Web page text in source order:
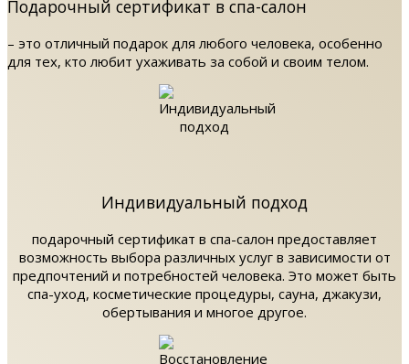
Подарочный сертификат в спа-салон
– это отличный подарок для любого человека, особенно
для тех, кто любит ухаживать за собой и своим телом.
Индивидуальный подход
подарочный сертификат в спа-салон предоставляет
возможность выбора различных услуг в зависимости от
предпочтений и потребностей человека. Это может быть
спа-уход, косметические процедуры, сауна, джакузи,
обертывания и многое другое.